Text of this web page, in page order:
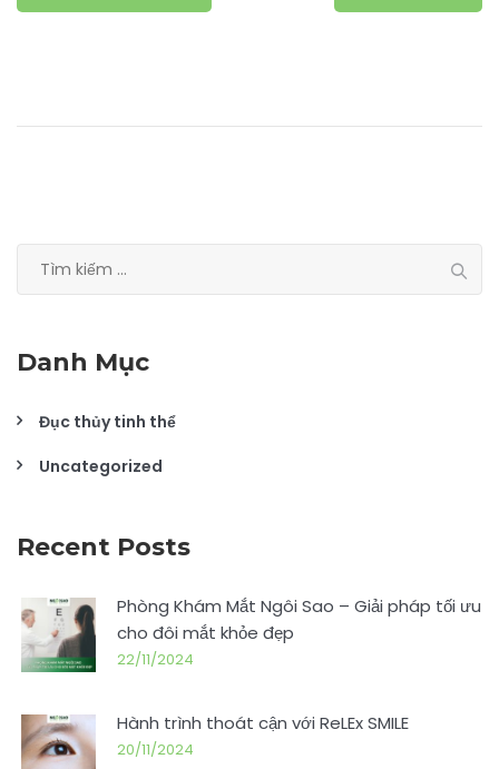
kiếm
Danh Mục
Đục thủy tinh thể
Uncategorized
Recent Posts
Phòng Khám Mắt Ngôi Sao – Giải pháp tối ưu
cho đôi mắt khỏe đẹp
22/11/2024
Hành trình thoát cận với ReLEx SMILE
20/11/2024